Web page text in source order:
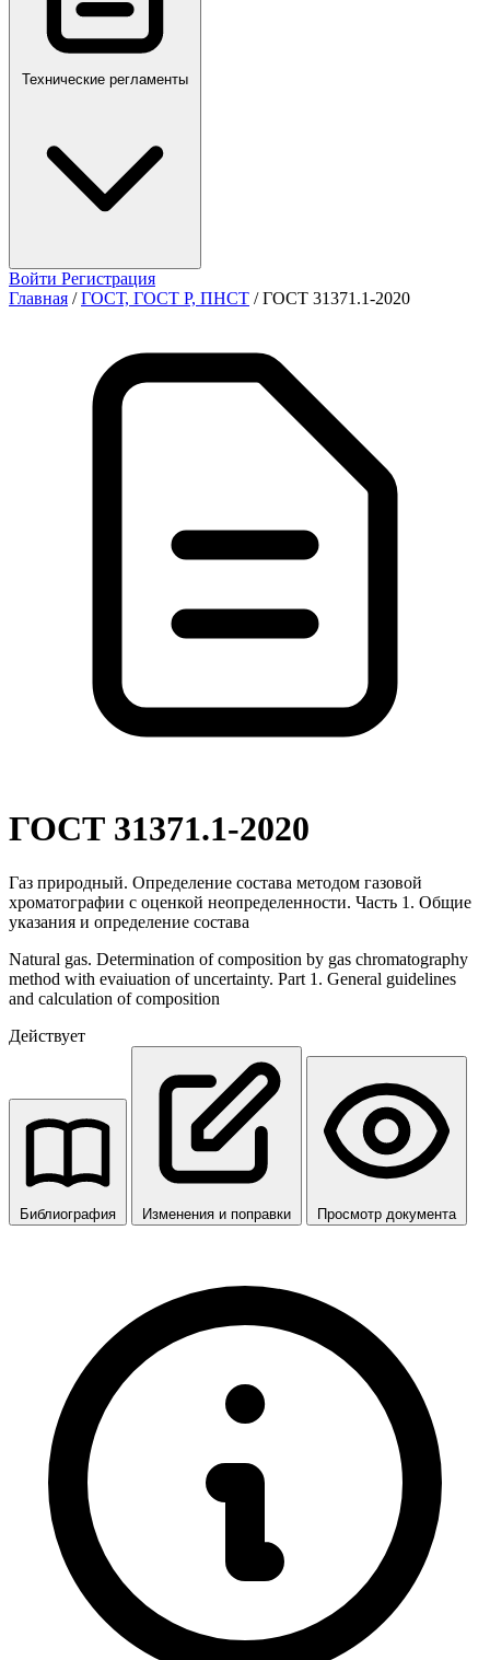
Технические регламенты
Войти Регистрация
Главная / ГОСТ, ГОСТ Р, ПНСТ / ГОСТ 31371.1-2020
ГОСТ 31371.1-2020
Газ природный. Определение состава методом газовой
хроматографии с оценкой неопределенности. Часть 1. Общие
указания и определение состава
Natural gas. Determination of composition by gas chromatography
method with evaiuation of uncertainty. Part 1. General guidelines
and calculation of composition
Действует
Библиография Изменения и поправки Просмотр документа